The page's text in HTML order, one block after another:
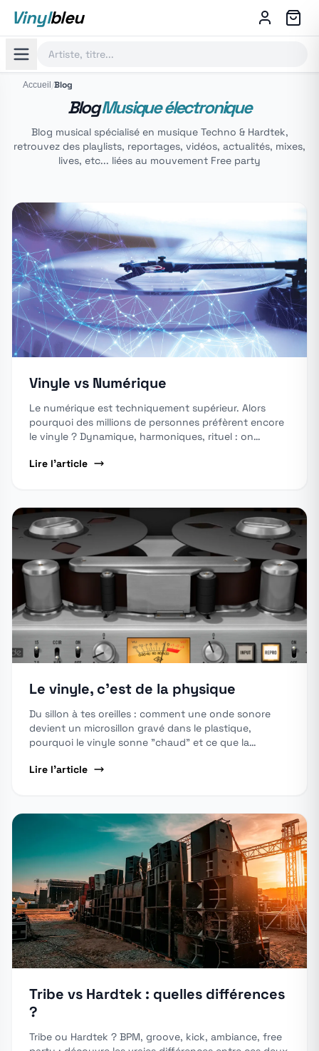
Vinylbleu
Accueil /Blog
BlogMusique électronique
Blog musical spécialisé en musique Techno & Hardtek,
retrouvez des playlists, reportages, vidéos, actualités, mixes,
lives, etc... liées au mouvement Free party
Vinyle vs Numérique
Le numérique est techniquement supérieur. Alors
pourquoi des millions de personnes préfèrent encore
le vinyle ? Dynamique, harmoniques, rituel : on
Lire l'article
Le vinyle, c'est de la physique
Du sillon à tes oreilles : comment une onde sonore
devient un microsillon gravé dans le plastique,
pourquoi le vinyle sonne "chaud" et ce que la
Lire l'article
Tribe vs Hardtek : quelles différences
?
Tribe ou Hardtek ? BPM, groove, kick, ambiance, free